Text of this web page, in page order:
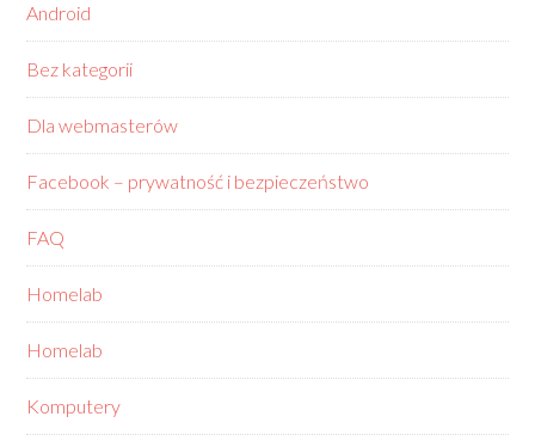
Android
Bez kategorii
Dla webmasterów
Facebook – prywatność i bezpieczeństwo
FAQ
Homelab
Homelab
Komputery